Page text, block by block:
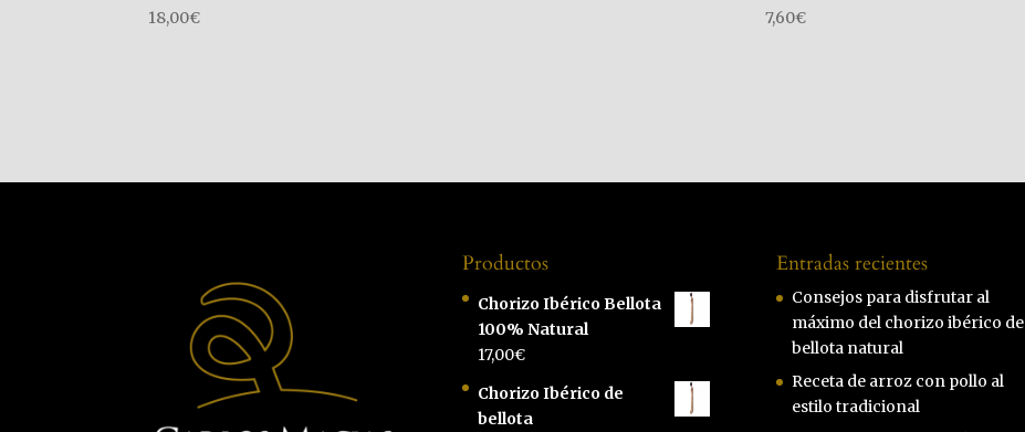
18,00€ 7,60€
Productos
Chorizo Ibérico Bellota
100% Natural
17,00€
Chorizo Ibérico de
bellota
Entradas recientes
Consejos para disfrutar al
máximo del chorizo ibérico de
bellota natural
Receta de arroz con pollo al
estilo tradicional